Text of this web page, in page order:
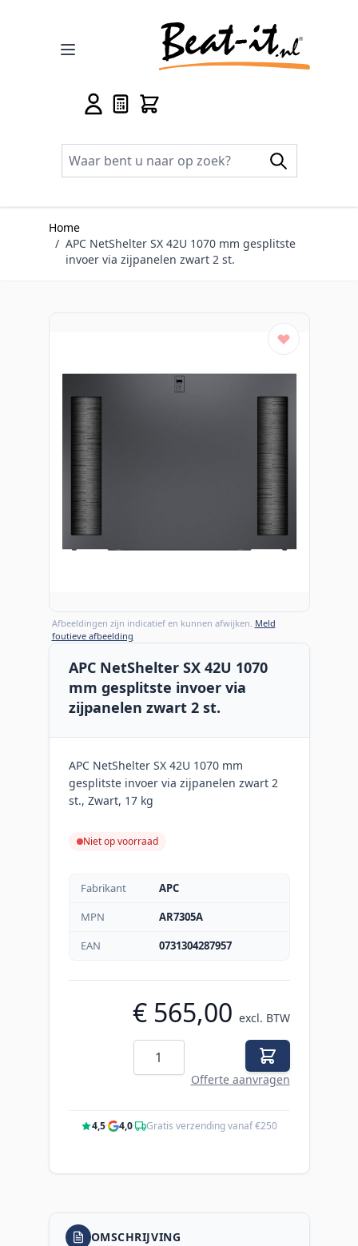
Home
/ APC NetShelter SX 42U 1070 mm gesplitste
invoer via zijpanelen zwart 2 st.
Afbeeldingen zijn indicatief en kunnen afwijken. Meld
foutieve afbeelding
APC NetShelter SX 42U 1070
mm gesplitste invoer via
zijpanelen zwart 2 st.
APC NetShelter SX 42U 1070 mm
gesplitste invoer via zijpanelen zwart 2
st., Zwart, 17 kg
Niet op voorraad
Fabrikant
APC
MPN
AR7305A
EAN
0731304287957
€ 565,00 excl. BTW
Aantal
Offerte aanvragen
4,5· 4,0· Gratis verzending vanaf €250
OMSCHRIJVING